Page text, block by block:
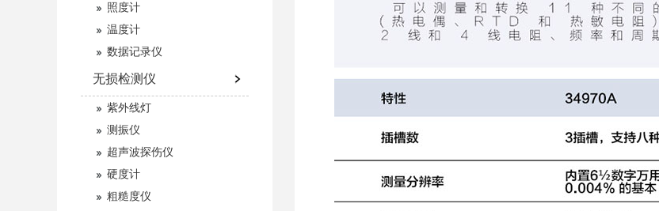
照度计
温度计
数据记录仪
无损检测仪
紫外线灯
测振仪
超声波探伤仪
硬度计
粗糙度仪